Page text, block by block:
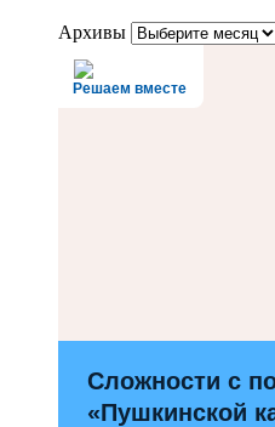
Архивы
Решаем вместе
Сложности с
«Пушкинской